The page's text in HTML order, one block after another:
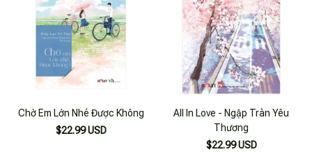
Chờ Em Lớn Nhé Được Không
$22.99 USD
All In Love - Ngập Tràn Yêu
Thương
$22.99 USD